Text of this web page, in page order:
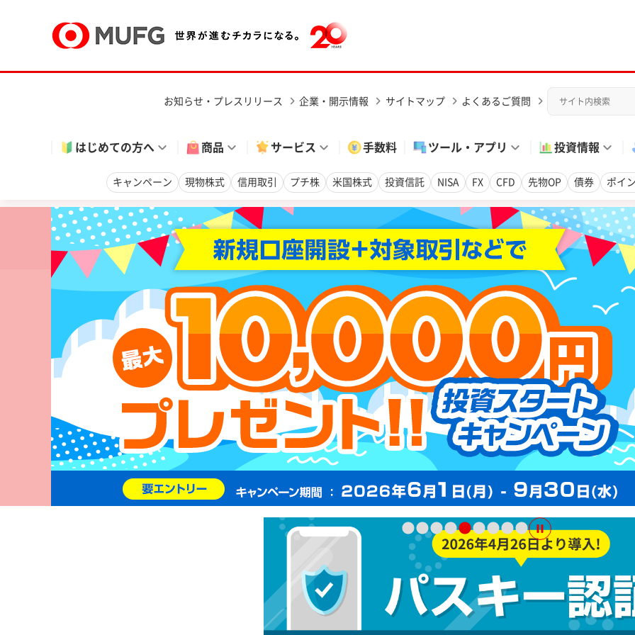
お知らせ・プレスリリース 企業・開示情報 サイトマップ よくあるご質問
はじめての方へ 商品 サービス 手数料 ツール・アプリ 投資情報
キャンペーン 現物株式 信用取引 プチ株 米国株式 投資信託 NISA FX CFD 先物OP 債券 ポイ
【注意喚起】当社の名を騙ったフィッシングメールやなりすまし偽広告にご注意ください。特に不審なリンクや情報入力要求
パスキー特設サイト
「パスキー・二要素認証案内ダイヤル」固定・携帯電話：0120-977-930（無料）/050で始まるIP電話（有料）：03-4232-